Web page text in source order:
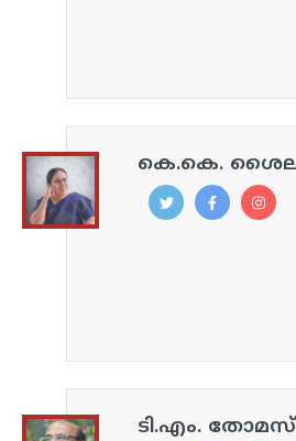
കെ.കെ.
ടി.എം.